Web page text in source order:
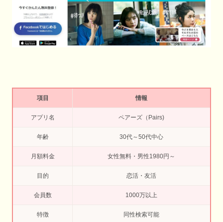
項目 情報
アプリ名 ペアーズ（Pairs)
年齢 30代～50代中心
月額料金 女性無料・男性1980円～
目的 恋活・友活
会員数 1000万以上
特徴 同性検索可能